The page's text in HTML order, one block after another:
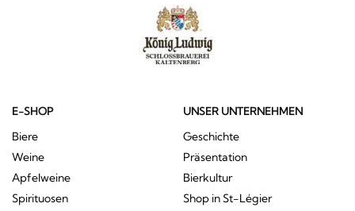
E-SHOP
Biere
Weine
Apfelweine
Spirituosen
UNSER UNTERNEHMEN
Geschichte
Präsentation
Bierkultur
Shop in St-Légier